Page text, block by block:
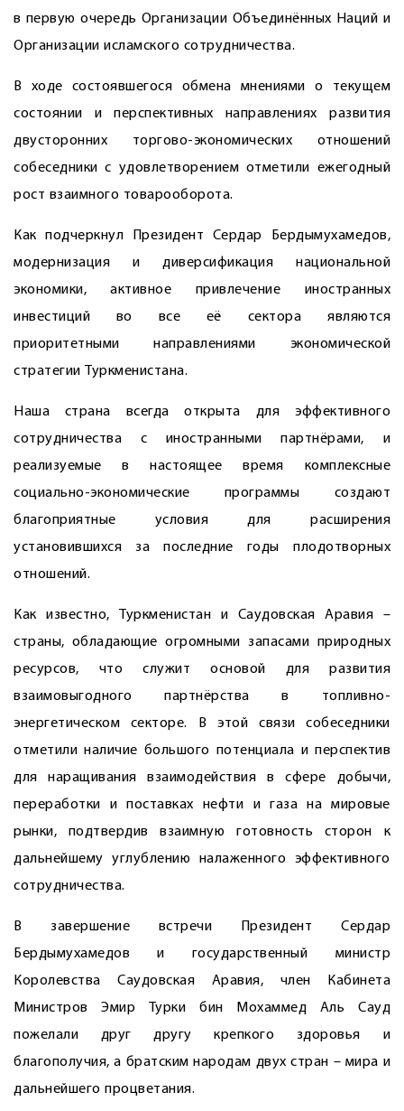
в первую очередь Организации Объединённых Наций и
Организации исламского сотрудничества.
В ходе состоявшегося обмена мнениями о текущем
состоянии и перс­пективных направлениях развития
двусторонних торгово-экономических отношений
собеседники с удовлетворением отметили ежегодный
рост взаимного товарооборота.
Как подчеркнул Президент Сердар Бердымухамедов,
модернизация и диверсификация национальной
экономики, активное привлечение иностранных
инвестиций во все её сектора являются
приоритетными направлениями экономической
стратегии Туркменистана.
Наша страна всегда открыта для эффективного
сотрудничества с иностранными партнёрами, и
реализуемые в настоящее время комплексные
социально-экономические программы создают
благоприятные условия для расширения
установившихся за последние годы плодотворных
отношений.
Как известно, Туркменистан и Саудовская Аравия –
страны, обладающие огромными запасами природных
ресурсов, что служит основой для развития
взаимовыгодного партнёрства в топливно-
энергетическом секторе. В этой связи собеседники
отметили наличие большого потенциала и перспектив
для наращивания взаимодействия в сфере добычи,
переработки и поставках нефти и газа на мировые
рынки, подтвердив взаимную готовность сторон к
дальнейшему углуб­лению налаженного эффективного
сотрудничества.
В завершение встречи Президент Сердар
Бердымухамедов и государственный министр
Королевства Саудовская Аравия, член Кабинета
Министров Эмир Турки бин Мохаммед Аль Сауд
пожелали друг другу крепкого здоровья и
благополучия, а братским народам двух стран – мира и
дальнейшего процветания.